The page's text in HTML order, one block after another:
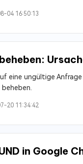
04 16:50:13
eine ungültige
20 11:34:42
in Google